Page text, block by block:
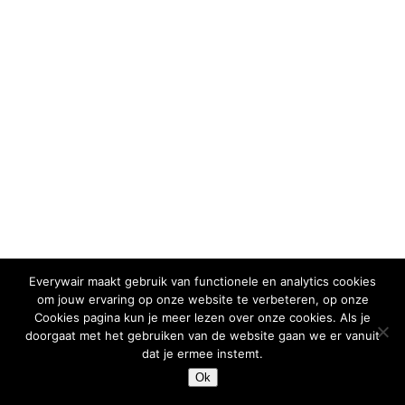
Everywair maakt gebruik van functionele en analytics cookies
om jouw ervaring op onze website te verbeteren, op onze
Cookies pagina kun je meer lezen over onze cookies. Als je
doorgaat met het gebruiken van de website gaan we er vanuit
dat je ermee instemt.
Ok